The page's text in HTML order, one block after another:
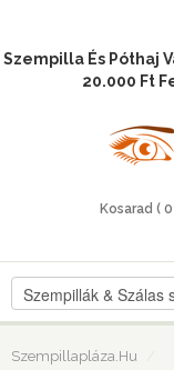
Szempilla És Póthaj
20.000 Ft
Szempillapláza.hu